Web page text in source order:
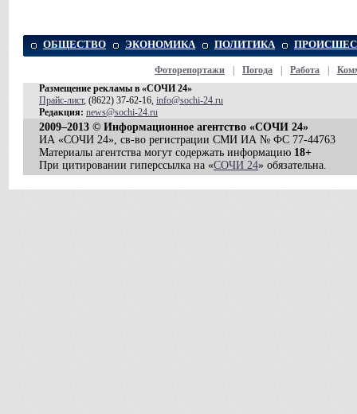
ОБЩЕСТВО ЭКОНОМИКА ПОЛИТИКА
Фоторепортажи Погода Работа
Размещение рекламы в «СОЧИ 24»
Прайс-лист, (8622) 37-62-16, info@sochi-24.ru
Редакция: news@sochi-24.ru
2009–2013 © Информационное агентство «СОЧИ 24»
ИА «СОЧИ 24», св-во регистрации СМИ ИА № ФС 77-44763
Материалы агентства могут содержать информацию 18+
При цитировании гиперссылка на «СОЧИ 24» обязательна.